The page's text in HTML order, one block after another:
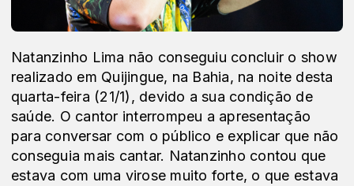
Natanzinho Lima não conseguiu concluir o show
realizado em Quijingue, na Bahia, na noite desta
quarta-feira (21/1), devido a sua condição de
saúde. O cantor interrompeu a apresentação
para conversar com o público e explicar que não
conseguia mais cantar. Natanzinho contou que
estava com uma virose muito forte, o que estava